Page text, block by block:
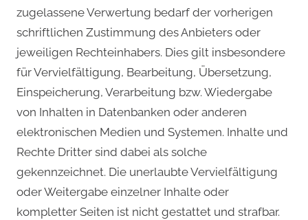
zugelassene Verwertung bedarf der vorherigen
schriftlichen Zustimmung des Anbieters oder
jeweiligen Rechteinhabers. Dies gilt insbesondere
für Vervielfältigung, Bearbeitung, Übersetzung,
Einspeicherung, Verarbeitung bzw. Wiedergabe
von Inhalten in Datenbanken oder anderen
elektronischen Medien und Systemen. Inhalte und
Rechte Dritter sind dabei als solche
gekennzeichnet. Die unerlaubte Vervielfältigung
oder Weitergabe einzelner Inhalte oder
kompletter Seiten ist nicht gestattet und strafbar.